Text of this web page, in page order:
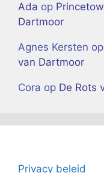
Ada op
Dartmoor
Agnes Kersten op
van Dartmoor
Cora op De Rots
Privacy beleid